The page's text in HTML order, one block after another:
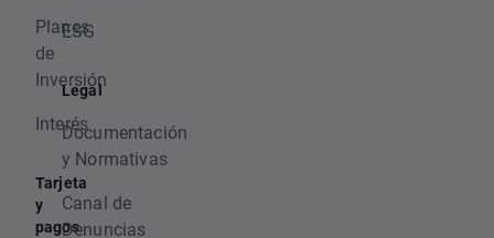
Planes
de
Inversión
Interés
Tarjeta
y
pagos
ESG
Legal
Documentación
y Normativas
Canal de
Denuncias